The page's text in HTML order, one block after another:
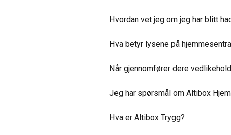
Hvordan vet jeg om jeg har blitt
Hva betyr lysene på
Når gjennomfører dere
Jeg har spørsmål om Altibox
Hva er Altibox Trygg?